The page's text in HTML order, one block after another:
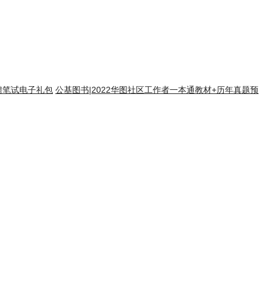
试电子礼包 公基图书|2022华图社区工作者一本通教材+历年真题预